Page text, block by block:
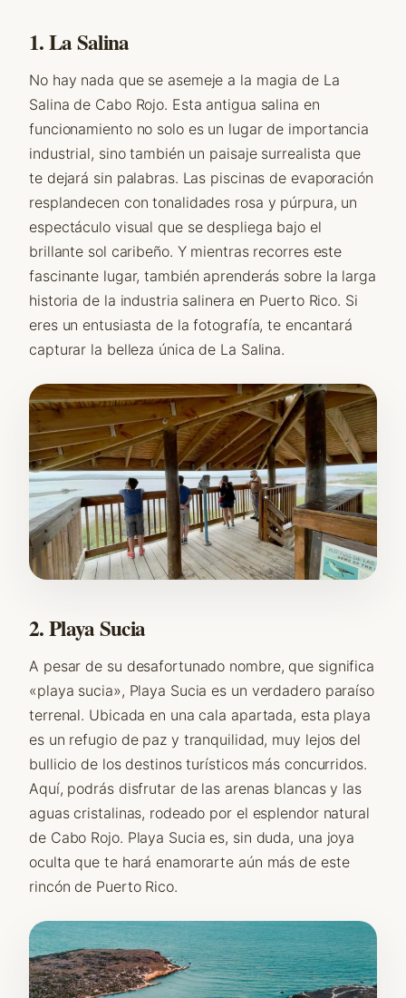
1. La Salina
No hay nada que se asemeje a la magia de La
Salina de Cabo Rojo. Esta antigua salina en
funcionamiento no solo es un lugar de importancia
industrial, sino también un paisaje surrealista que
te dejará sin palabras. Las piscinas de evaporación
resplandecen con tonalidades rosa y púrpura, un
espectáculo visual que se despliega bajo el
brillante sol caribeño. Y mientras recorres este
fascinante lugar, también aprenderás sobre la larga
historia de la industria salinera en Puerto Rico. Si
eres un entusiasta de la fotografía, te encantará
capturar la belleza única de La Salina.
2. Playa Sucia
A pesar de su desafortunado nombre, que significa
«playa sucia», Playa Sucia es un verdadero paraíso
terrenal. Ubicada en una cala apartada, esta playa
es un refugio de paz y tranquilidad, muy lejos del
bullicio de los destinos turísticos más concurridos.
Aquí, podrás disfrutar de las arenas blancas y las
aguas cristalinas, rodeado por el esplendor natural
de Cabo Rojo. Playa Sucia es, sin duda, una joya
oculta que te hará enamorarte aún más de este
rincón de Puerto Rico.